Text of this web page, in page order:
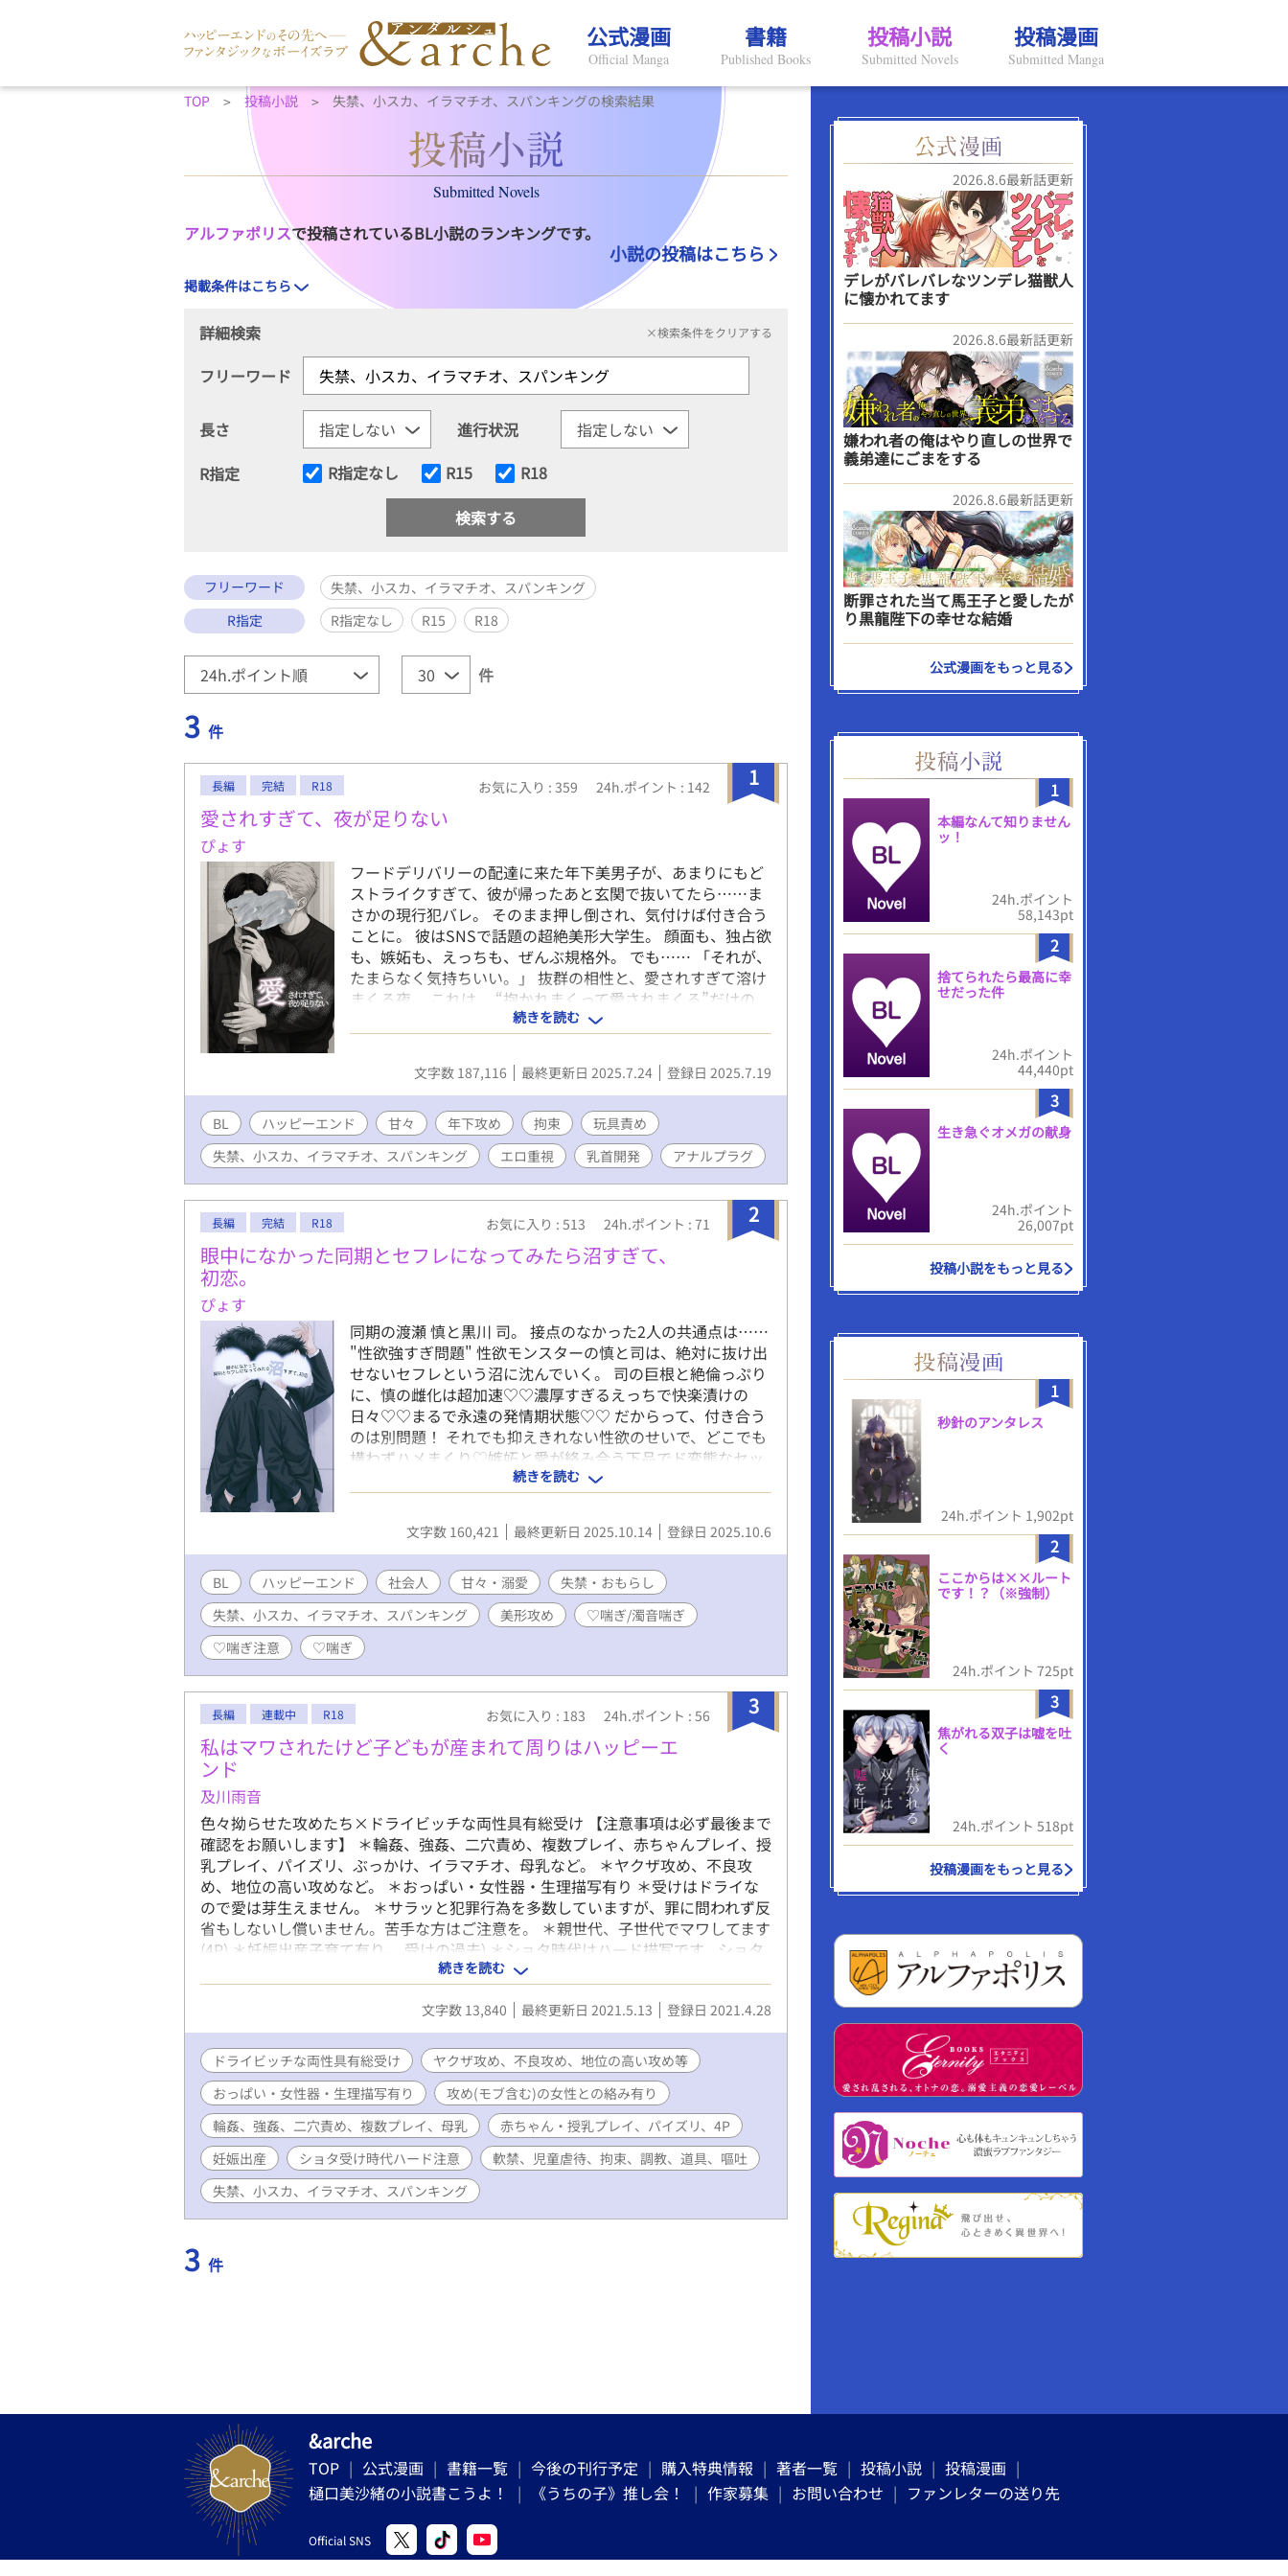
公式漫画
Official Manga
書籍
Published Books
投稿小説
Submitted Novels
投稿漫画
Submitted Manga
TOP 投稿小説 失禁、小スカ、イラマチオ、スパンキングの検索結果
Submitted Novels
アルファポリスで投稿されているBL小説のランキングです。
小説の投稿はこちら
掲載条件はこちら
詳細検索 ×検索条件をクリアする
フリーワード
長さ
進行状況
R指定
R指定なし R15 R18
フリーワード
失禁、小スカ、イラマチオ、スパンキング
R指定
R指定なし R15 R18
件
3 件
1
長編 完結 R18 お気に入り : 359 24h.ポイント : 142
愛されすぎて、夜が足りない
ぴょす
フードデリバリーの配達に来た年下美男子が、あまりにもど
ストライクすぎて、彼が帰ったあと玄関で抜いてたら……ま
さかの現行犯バレ。 そのまま押し倒され、気付けば付き合う
ことに。 彼はSNSで話題の超絶美形大学生。 顔面も、独占欲
も、嫉妬も、えっちも、ぜんぶ規格外。 でも…… 「それが、
たまらなく気持ちいい。」 抜群の相性と、愛されすぎて溶け
まくる夜。 これは、 “抱かれまくって愛されまくる”だけの
話。 (♡喘ぎ、自慰、言葉攻め、潮吹き、フェラ、玩具、首絞
め、スパンキング……表現あります) (とにかく2人がヤりまく
る事に重きを置いた作品なので、ストーリー性はあまりない
です。) (伏線回収などもほぼなし、話の展開早めです。ご了
続きを読む
文字数 187,116 最終更新日 2025.7.24 登録日 2025.7.19
BL ハッピーエンド 甘々 年下攻め 拘束
玩具責め
失禁、小スカ、イラマチオ、スパンキング
エロ重視 乳首開発 アナルプラグ
2
長編 完結 R18 お気に入り : 513 24h.ポイント : 71
眼中になかった同期とセフレになってみたら沼すぎて、
初恋。
ぴょす
同期の渡瀬 慎と黒川 司。 接点のなかった2人の共通点は……
"性欲強すぎ問題" 性欲モンスターの慎と司は、絶対に抜け出
せないセフレという沼に沈んでいく。 司の巨根と絶倫っぷり
に、慎の雌化は超加速♡♡濃厚すぎるえっちで快楽漬けの
日々♡♡まるで永遠の発情期状態♡♡ だからって、付き合う
のは別問題！ それでも抑えきれない性欲のせいで、どこでも
構わずハメまくり♡嫉妬と愛が絡み合う下品でド変態なセッ
クスに溺れる2人に、ハッピーエンドは訪れるのか？ (♡喘
ぎ、自慰、言葉攻め、潮吹き、フェラ、玩具、排尿、スパン
キング……表現あります) (エロ重視、基本性行為シーンのみ
で構成してます。) (伏線回収などもほぼなし、話の展開早め
お好きなビジュアルをイメージしていただきたくあえて顔は
つけていません。
続きを読む
文字数 160,421 最終更新日 2025.10.14 登録日 2025.10.6
BL ハッピーエンド 社会人 甘々・溺愛
失禁・おもらし
失禁、小スカ、イラマチオ、スパンキング
美形攻め
♡喘ぎ/濁音喘ぎ
♡喘ぎ注意
♡喘ぎ
3
長編 連載中 R18 お気に入り : 183 24h.ポイント : 56
私はマワされたけど子どもが産まれて周りはハッピーエ
ンド
及川雨音
色々拗らせた攻めたち×ドライビッチな両性具有総受け 【注意事項は必ず最後まで
確認をお願いします】 ＊輪姦、強姦、二穴責め、複数プレイ、赤ちゃんプレイ、授
乳プレイ、パイズリ、ぶっかけ、イラマチオ、母乳など。 ＊ヤクザ攻め、不良攻
め、地位の高い攻めなど。 ＊おっぱい・女性器・生理描写有り ＊受けはドライな
ので愛は芽生えません。 ＊サラッと犯罪行為を多数していますが、罪に問われず反
省もしないし償いません。苦手な方はご注意を。 ＊親世代、子世代でマワしてます
(4P) ＊妊娠出産子育て有り。 受けの過去) ＊ショタ時代はハード描写です。ショタ
受け注意。 ＊軟禁、児童虐待、拘束、失禁、小スカ、道具、調教(ハード)、スパン
キング、嘔吐有り。 ＊攻め(モブ含む)の女性との絡み有り。 ＊女性本人は満足して
続きを読む
文字数 13,840 最終更新日 2021.5.13 登録日 2021.4.28
ドライビッチな両性具有総受け
ヤクザ攻め、不良攻め、地位の高い攻め等
おっぱい・女性器・生理描写有り
攻め(モブ含む)の女性との絡み有り
輪姦、強姦、二穴責め、複数プレイ、母乳
赤ちゃん・授乳プレイ、パイズリ、4P
妊娠出産
ショタ受け時代ハード注意
軟禁、児童虐待、拘束、調教、道具、嘔吐
失禁、小スカ、イラマチオ、スパンキング
3 件
2026.8.6最新話更新
デレがバレバレなツンデレ猫獣人
に懐かれてます
2026.8.6最新話更新
嫌われ者の俺はやり直しの世界で
義弟達にごまをする
2026.8.6最新話更新
断罪された当て馬王子と愛したが
り黒龍陛下の幸せな結婚
公式漫画をもっと見る
1
本編なんて知りません
ッ！
24h.ポイント
58,143pt
2
捨てられたら最高に幸
せだった件
24h.ポイント
44,440pt
3
生き急ぐオメガの献身
24h.ポイント
26,007pt
投稿小説をもっと見る
1
秒針のアンタレス
24h.ポイント 1,902pt
2
ここからは××ルート
です！？（※強制）
24h.ポイント 725pt
3
焦がれる双子は嘘を吐
く
24h.ポイント 518pt
投稿漫画をもっと見る
&arche
TOP 公式漫画 書籍一覧 今後の刊行予定 購入特典情報 著者一覧 投稿小説
投稿漫画
樋口美沙緒の小説書こうよ！
《うちの子》推し会！ 作家募集 お問い合わせ ファンレターの送り先
Official SNS